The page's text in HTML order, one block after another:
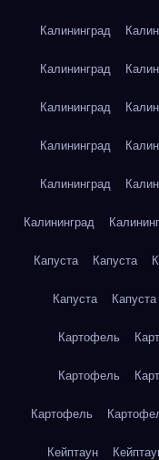
Калининград
Калининград
Калининград
Калининград
Калининград
Калининград
Капуста Капуста
Капуста Капуста
Картофель
Картофель
Картофель
Кейптаун